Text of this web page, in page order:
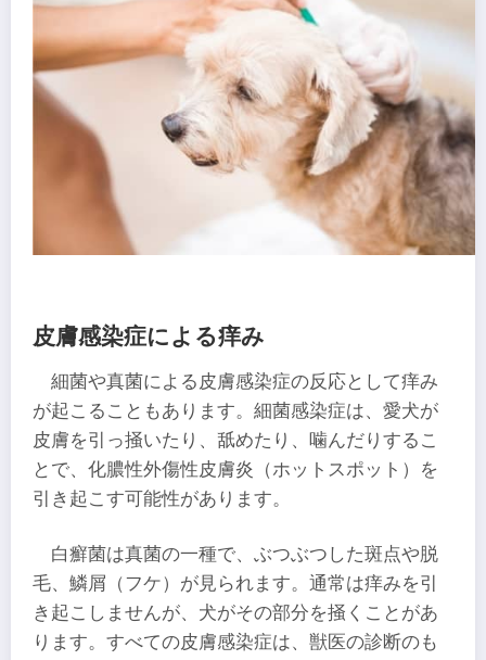
皮膚感染症による痒み
細菌や真菌による皮膚感染症の反応として痒み
が起こることもあります。細菌感染症は、愛犬が
皮膚を引っ掻いたり、舐めたり、噛んだりするこ
とで、化膿性外傷性皮膚炎（ホットスポット）を
引き起こす可能性があります。
白癬菌は真菌の一種で、ぶつぶつした斑点や脱
毛、鱗屑（フケ）が見られます。通常は痒みを引
き起こしませんが、犬がその部分を掻くことがあ
ります。すべての皮膚感染症は、獣医の診断のも